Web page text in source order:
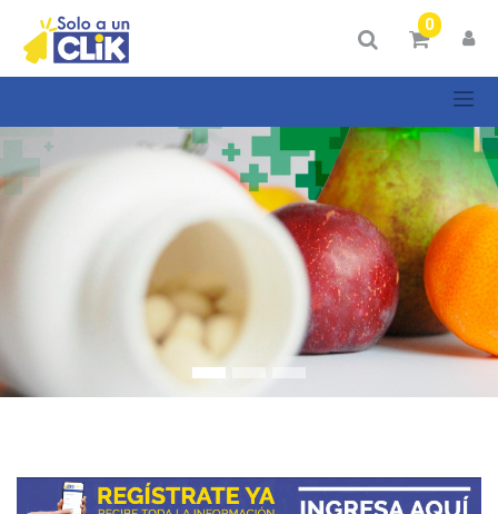
0
Mostrar
Categorías
Mostrar
opciones